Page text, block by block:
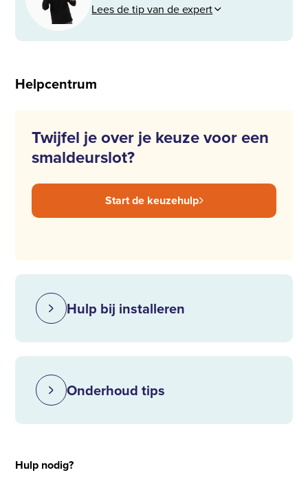
Lees de tip van de expert
Helpcentrum
Twijfel je over je keuze voor een
smaldeurslot?
Start de keuzehulp
Hulp bij installeren
Onderhoud tips
Hulp nodig?